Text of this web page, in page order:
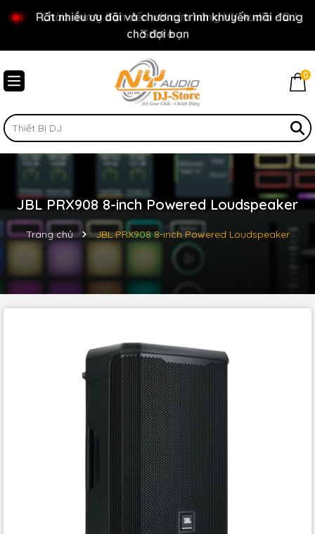
Chào mừng bạn đến với cửa hàng NY Audio - DJ
Store
Rất nhiều ưu đãi và chương trình khuyến mãi đang
chờ đợi bạn
0
JBL PRX908 8-inch Powered Loudspeaker
Trang chủ JBL PRX908 8-inch Powered Loudspeaker